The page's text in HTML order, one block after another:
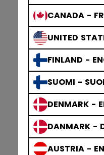
CANADA -
UNITED
FINLAND -
SUOMI -
DENMARK -
DANMARK -
AUSTRIA -